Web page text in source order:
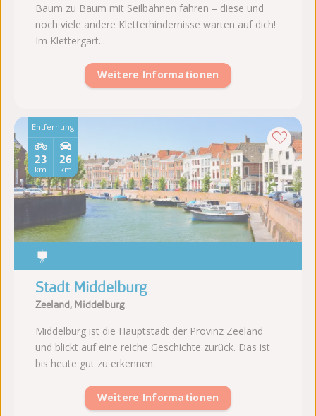
Entfernung
26
km
23
km
Stadt Middelburg
Zeeland, Middelburg
Middelburg ist die Hauptstadt der Provinz Zeeland
und blickt auf eine reiche Geschichte zurück. Das ist
bis heute gut zu erkennen.
Weitere Informationen
Baum zu Baum mit Seilbahnen fahren – diese und
noch viele andere Kletterhindernisse warten auf dich!
Im Klettergart...
Weitere Informationen